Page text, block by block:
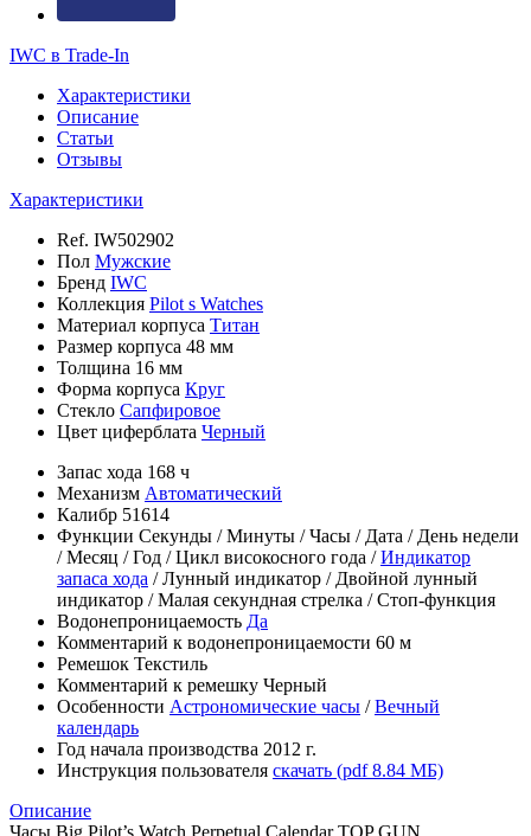
IWC в Trade-In
Характеристики
Описание
Статьи
Отзывы
Характеристики
Ref. IW502902
Пол Мужские
Бренд IWC
Коллекция Pilot s Watches
Материал корпуса Титан
Размер корпуса 48 мм
Толщина 16 мм
Форма корпуса Круг
Стекло Сапфировое
Цвет циферблата Черный
Запас хода 168 ч
Механизм Автоматический
Калибр 51614
Функции Секунды /Минуты /Часы / Дата / День недели
/Месяц /Год /Цикл високосного года /Индикатор
запаса хода /Лунный индикатор / Двойной лунный
индикатор /Малая секундная стрелка /Cтоп-функция
Водонепроницаемость Да
Комментарий к водонепроницаемости 60 м
Ремешок Текстиль
Комментарий к ремешку Черный
Особенности Астрономические часы /Вечный
календарь
Год начала производства 2012 г.
Инструкция пользователя скачать (pdf 8.84 МБ)
Описание
Часы Big Pilot’s Watch Perpetual Calendar TOP GUN